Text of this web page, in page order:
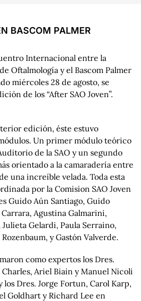
BASCOM PALMER
Internacional entre la
Oftalmología y el Bascom Palmer
miércoles 28 de agosto, se
de los “After SAO Joven”.
edición, éste estuvo
Un primer módulo teórico
de la SAO y un segundo
orientado a la camaradería entre
una increíble velada. Toda esta
por la Comision SAO Joven
Guido Aún Santiago, Guido
Agustina Galmarini,
Gelardi, Paula Serraino,
y Gastón Valverde.
como expertos los Dres.
Charles, Ariel Biain y Manuel Nicoli
los Dres. Jorge Fortun, Carol Karp,
Goldhart y Richard Lee en